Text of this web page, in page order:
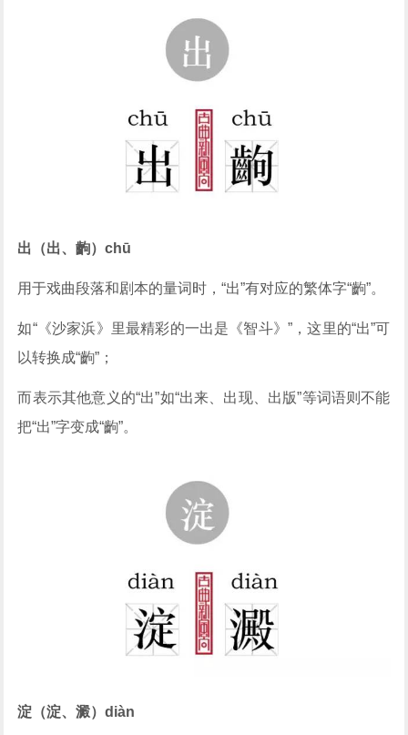
出（出、齣）chū
用于戏曲段落和剧本的量词时，“出”有对应的繁体字“齣”。
如“《沙家浜》里最精彩的一出是《智斗》”，这里的“出”可
以转换成“齣”；
而表示其他意义的“出”如“出来、出现、出版”等词语则不能
把“出”字变成“齣”。
淀（淀、澱）diàn